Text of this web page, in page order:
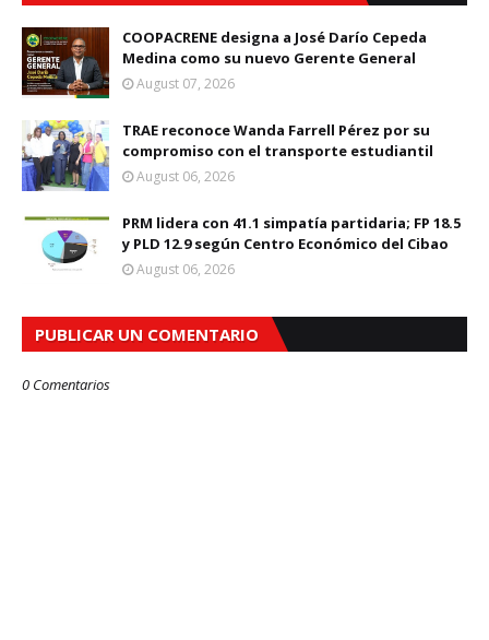
COOPACRENE designa a José Darío Cepeda
Medina como su nuevo Gerente General
August 07, 2026
TRAE reconoce Wanda Farrell Pérez por su
compromiso con el transporte estudiantil
August 06, 2026
PRM lidera con 41.1 simpatía partidaria; FP 18.5
y PLD 12.9 según Centro Económico del Cibao
August 06, 2026
PUBLICAR UN COMENTARIO
0 Comentarios